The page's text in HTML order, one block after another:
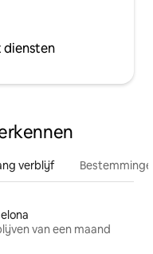
verblijf
van een maand